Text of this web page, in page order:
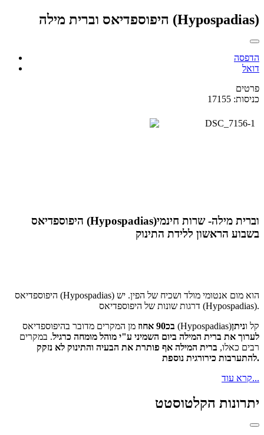
היפוספדיאס וברית מילה (Hypospadias)
הדפסה
דואל
פרטים
כניסות: 17155
היפוספדיאס (Hypospadias)וברית מילה- שרות חינמי
בשבוע הראשון ללידת התינוק
היפוספדיאס (Hypospadias) הוא מום אנטומי מולד ושכיח של הפין. יש
דרגות שונות של היפוספדיאס (Hypospadias).
בכ90 אחוז
מן המקרים מדובר בהיפוספדיאס (Hypospadias)קל וניתן
לערוך את ברית המילה ביום השמיני ע"י מוהל מומחה כרגיל. במקרים
רבים כאלו, ברית המילה אף פותרת את הבעיה והתינוק לא נזקק
להתערבות כירורגית נוספת.
קרא עוד...
יתרונות הקלטוסטט